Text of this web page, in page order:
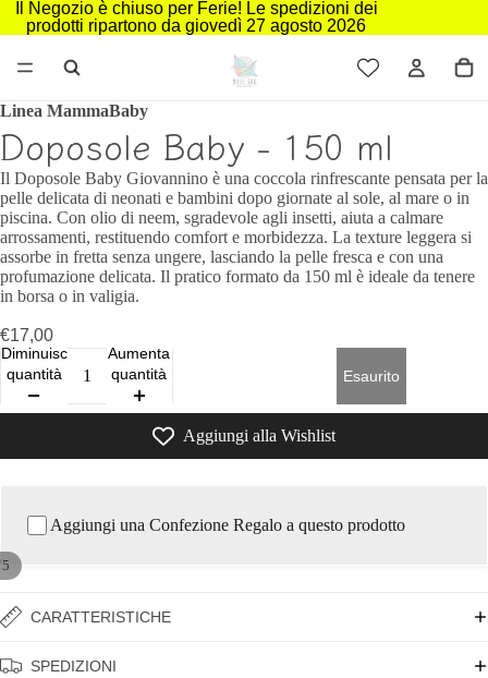
Il Negozio è chiuso per Ferie! Le spedizioni dei
prodotti ripartono da giovedì 27 agosto 2026
5
Linea MammaBaby
Doposole Baby - 150 ml
Il Doposole Baby Giovannino è una coccola rinfrescante pensata per la
pelle delicata di neonati e bambini dopo giornate al sole, al mare o in
piscina. Con olio di neem, sgradevole agli insetti, aiuta a calmare
arrossamenti, restituendo comfort e morbidezza. La texture leggera si
assorbe in fretta senza ungere, lasciando la pelle fresca e con una
profumazione delicata. Il pratico formato da 150 ml è ideale da tenere
in borsa o in valigia.
€17,00
Diminuisci
quantità
Aumenta
quantità
Esaurito
Aggiungi alla Wishlist
Aggiungi una Confezione Regalo a questo prodotto
CARATTERISTICHE
SPEDIZIONI